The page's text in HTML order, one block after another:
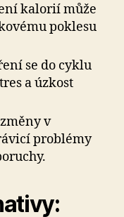
kalorií může
poklesu
se do cyklu
a úzkost
v
problémy